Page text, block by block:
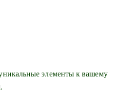
элементы к вашему